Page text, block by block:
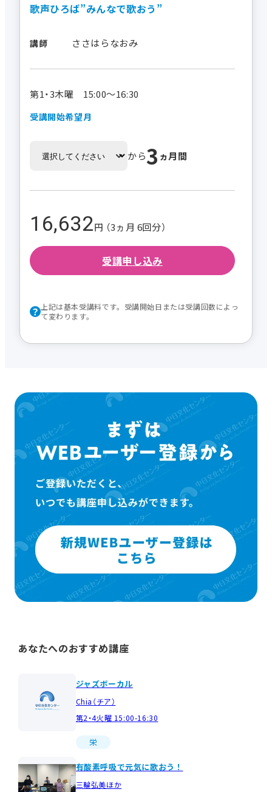
歌声ひろば”みんなで歌おう”
講師 ささはらなおみ
第1・3木曜 15:00～16:30
受講開始希望月
から3 ヵ月間
16,632円 （3ヵ月 6回分）
受講申し込み
上記は基本受講料です。受講開始日または受講回数によっ
て変わります。
あなたへのおすすめ講座
ジャズボーカル
Chia（チア）
第2・4火曜 15:00-16:30
栄
有酸素呼吸で元気に歌おう！
三輪弘美ほか